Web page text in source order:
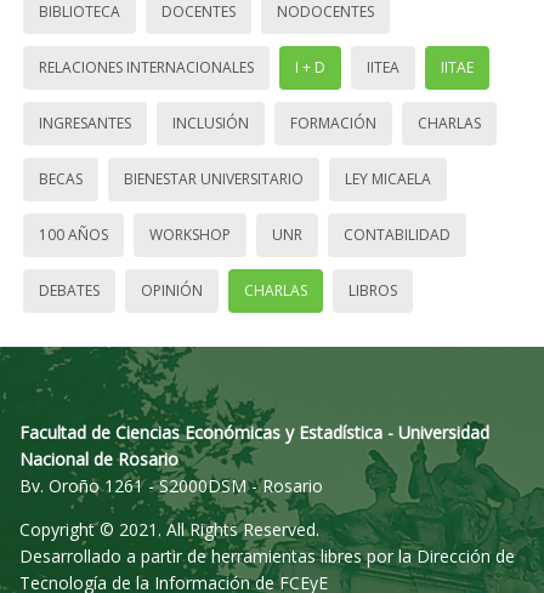
BIBLIOTECA DOCENTES NODOCENTES
RELACIONES INTERNACIONALES I + D IITEA IITAE
INGRESANTES INCLUSIÓN FORMACIÓN CHARLAS
BECAS BIENESTAR UNIVERSITARIO LEY MICAELA
100 AÑOS WORKSHOP UNR CONTABILIDAD
DEBATES OPINIÓN CHARLAS LIBROS
Facultad de Ciencias Económicas y Estadística - Universidad
Nacional de Rosario
Bv. Oroño 1261 - S2000DSM - Rosario
Copyright © 2021. All Rights Reserved.
Desarrollado a partir de herramientas libres por la Dirección de
Tecnología de la Información de FCEyE